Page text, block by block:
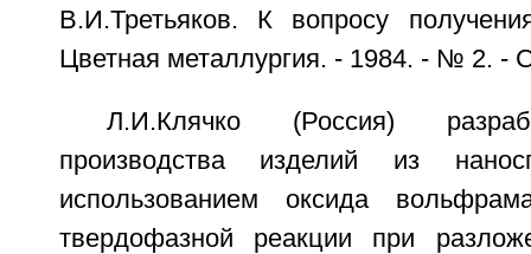
В.И.Третьяков. К вопросу
Цветная металлургия. - 1984. - № 2. -
Л.И.Клячко (Россия)
производства изделий из
использованием оксида
твердофазной реакции при